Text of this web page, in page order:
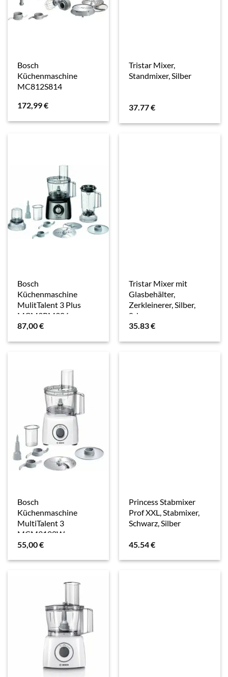
Bosch
Küchenmaschine
MC812S814
172,99€
Tristar Mixer,
Standmixer, Silber
37.77€
Bosch
Küchenmaschine
MulitTalent 3 Plus
MCM3PM386
87,00€
Tristar Mixer mit
Glasbehälter,
Zerkleinerer, Silber,
Schwarz
35.83€
Bosch
Küchenmaschine
MultiTalent 3
MCM3100W
55,00€
Princess Stabmixer
Prof XXL, Stabmixer,
Schwarz, Silber
45.54€